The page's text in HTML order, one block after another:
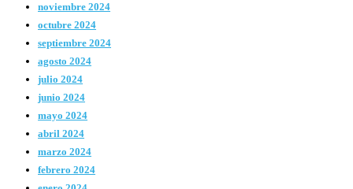
noviembre 2024
octubre 2024
septiembre 2024
agosto 2024
julio 2024
junio 2024
mayo 2024
abril 2024
marzo 2024
febrero 2024